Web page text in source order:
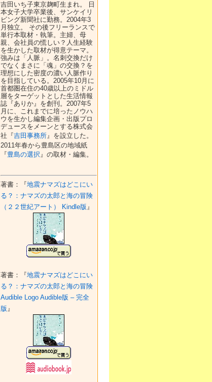
吉田いち子東京麹町生まれ。 日
本女子大学卒業後、サンケイリ
ビング新聞社に勤務。2004年3
月独立。 その後フリーランスで
単行本取材・執筆。主婦、母
親、会社員の慌しい？人生経験
を生かした取材が得意テーマ。
強みは「人脈」。名刺交換だけ
でなくまさに「魂」の交換？を
理想にした密度の濃い人脈作り
を目指している。2005年10月に
首都圏在住の40歳以上のミドル
層をターゲットとした生活情報
誌『ありか』を創刊。2007年5
月に、これまでに培ったノウハ
ウを生かし編集企画・出版プロ
デュースをメーンとする株式会
社『吉田事務所』を設立した。
2011年春から豊島区の地域紙
『豊島の選択』の取材・編集。
著書：『地震ナマズはどこにい
る？：ナマズの太郎と海の冒険
（２２世紀アート） Kindle版』
著書：『地震ナマズはどこにい
る？：ナマズの太郎と海の冒険
Audible Logo Audible版 – 完全
版』